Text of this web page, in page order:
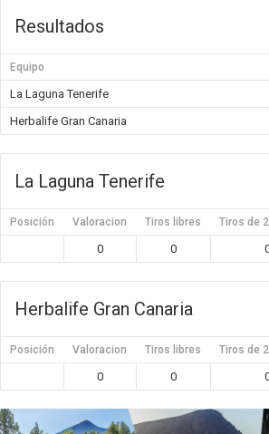
Resultados
Equipo
La Laguna Tenerife
Herbalife Gran Canaria
La Laguna Tenerife
Posición Valoracion Tiros libres Tiros de
0 0
Herbalife Gran Canaria
Posición Valoracion Tiros libres Tiros de
0 0